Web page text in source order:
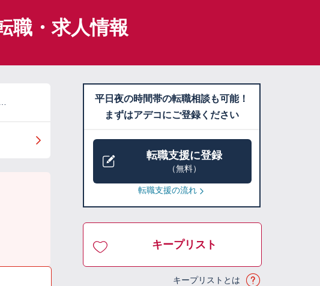
職・求人情報
平日夜の時間帯の転職相談も可能！
まずはアデコにご登録ください
転職支援に登録
（無料）
転職支援の流れ
キープリスト
キープリストとは